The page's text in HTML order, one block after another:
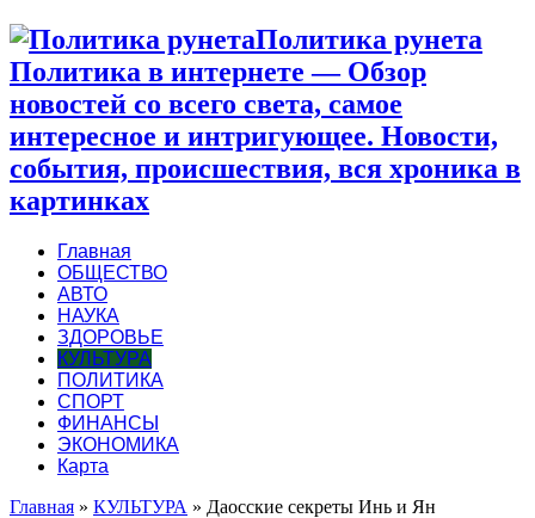
Политика рунета
Политика в интернете — Обзор
новостей со всего света, самое
интересное и интригующее. Новости,
события, происшествия, вся хроника в
картинках
Главная
ОБЩЕСТВО
АВТО
НАУКА
ЗДОРОВЬЕ
КУЛЬТУРА
ПОЛИТИКА
СПОРТ
ФИНАНСЫ
ЭКОНОМИКА
Карта
Главная » КУЛЬТУРА » Даосские секреты Инь и Ян